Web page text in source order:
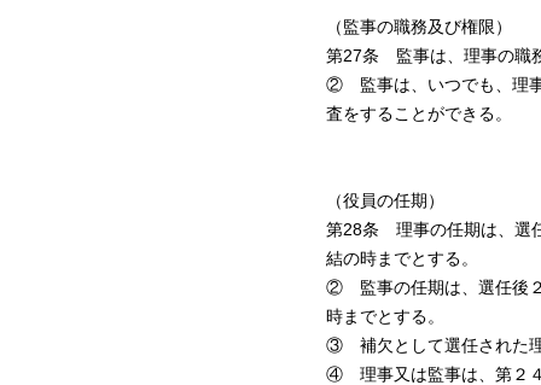
（監事の職務及び権限）
第27条 監事は、理事の職
② 監事は、いつでも、理事
査をすることができる。
（役員の任期）
第28条 理事の任期は、選
結の時までとする。
② 監事の任期は、選任後２
時までとする。
③ 補欠として選任された理
④ 理事又は監事は、第２４